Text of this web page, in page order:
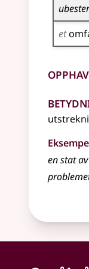
et
Opphav
en stat